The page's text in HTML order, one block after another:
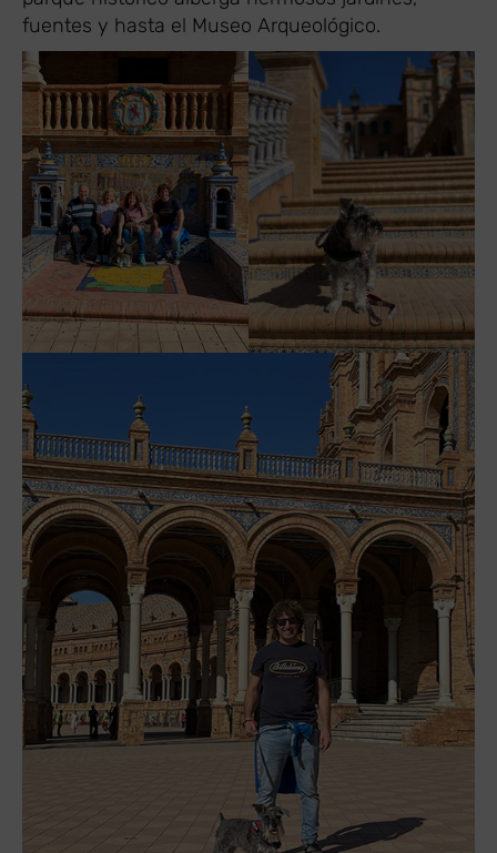
fuentes y hasta el Museo Arqueológico.